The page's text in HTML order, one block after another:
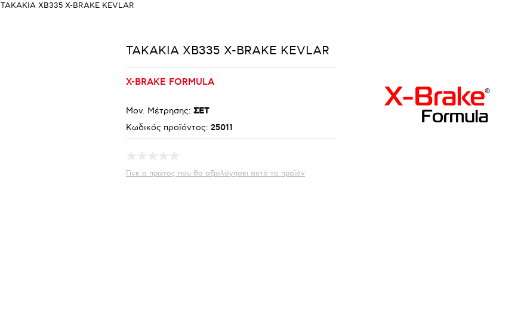
ΤΑΚΑΚΙΑ XB335 X-BRAKE KEVLAR
ΤΑΚΑΚΙΑ XB335 X-BRAKE KEVLAR
X-BRAKE FORMULA
Μον. Μέτρησης: ΣΕΤ
Κωδικός προϊόντος: 25011
Γίνε ο πρώτος που θα αξιολόγησει αυτό το προϊόν